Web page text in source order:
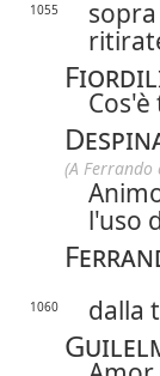
1055
(A Ferrando
l'uso
1060 dalla